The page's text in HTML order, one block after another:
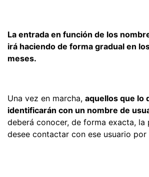
La entrada en función de los
irá haciendo de forma gradual en
meses.
Una vez en marcha, aquellos que lo
identificarán con un nombre de
deberá conocer, de forma exacta, la
desee contactar con ese usuario por